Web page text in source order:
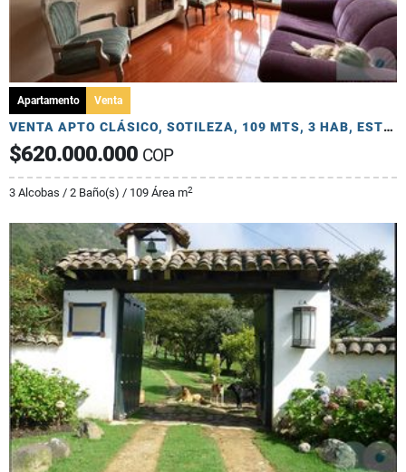
Apartamento Venta
VENTA APTO CLÁSICO, SOTILEZA, 109 MTS, 3 HAB, ESTUDIO, PATIO, 2 PARQ
$620.000.000 COP
3 Alcobas / 2 Baño(s) / 109 Área m2